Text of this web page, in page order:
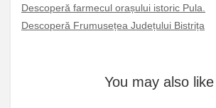
Descoperă farmecul orașului istoric Pula.
Descoperă Frumusețea Județului Bistrița
You may also like